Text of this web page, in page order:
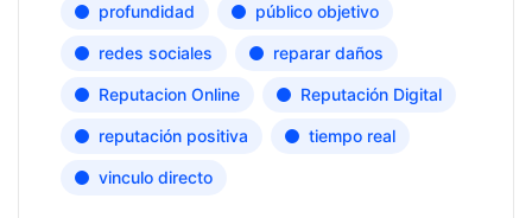
profundidad público objetivo
redes sociales reparar daños
Reputacion Online Reputación Digital
reputación positiva tiempo real
vinculo directo